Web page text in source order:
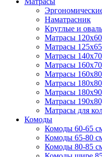
Наматрасник
Круглые и
Матрасы
Матрасы
Матрасы
Матрасы
Матрасы
Матрасы
Матрасы
Матрасы
Матрасы для
Комоды
Комоды 60-65
Комоды 65-80
Комоды 80-85